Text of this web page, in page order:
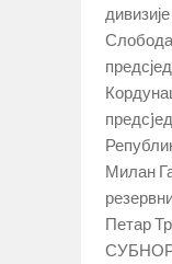
Милан
Петар